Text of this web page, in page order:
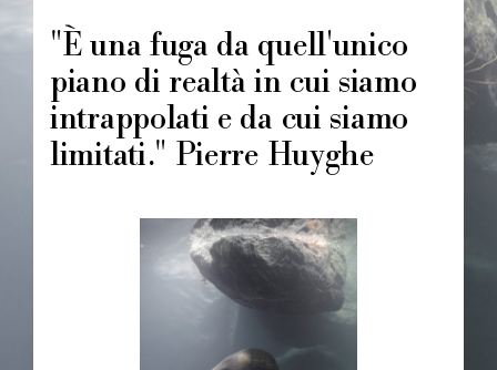
"È una fuga da quell'unico
piano di realtà in cui siamo
intrappolati e da cui siamo
limitati." Pierre Huyghe